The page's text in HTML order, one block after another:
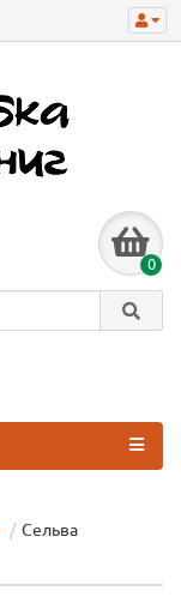
0
Сельва